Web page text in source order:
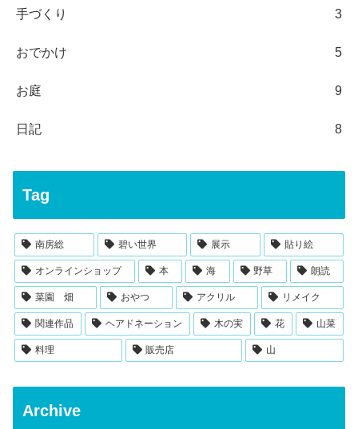
手づくり 3
おでかけ 5
お庭 9
日記 8
Tag
南房総 碧い世界 展示 貼り絵
オンラインショップ 本 海 野草 朗読
菜園 畑 おやつ アクリル リメイク
関連作品 ヘアドネーション 木の実 花 山菜
料理 販売店 山
Archive